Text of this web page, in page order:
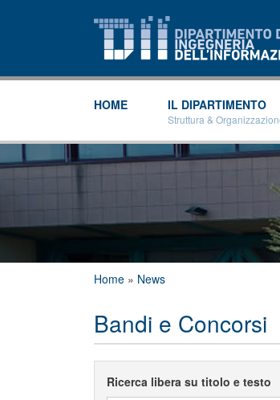
HOME IL DIPARTIMENTO
Struttura &
Tu sei qui
Home » News
Bandi e Concorsi
Ricerca libera su titolo e testo